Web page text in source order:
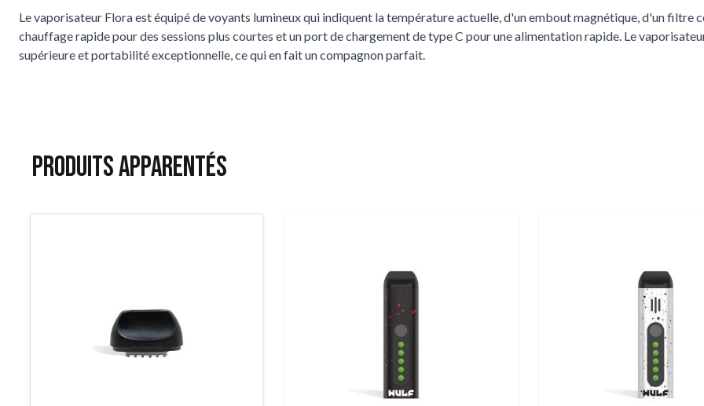
Le vaporisateur Flora est équipé de voyants lumineux qui indiquent la température actuelle, d'un embout magnétique, d'un
chauffage rapide pour des sessions plus courtes et un port de chargement de type C pour une alimentation rapide. Le
supérieure et portabilité exceptionnelle, ce qui en fait un compagnon parfait.
Produits apparentés
Tu peux naviguer dans les éléments du carrousel à l'aide de la touche Tab. Tu peux aussi ignorer le carrousel ou passer
Appuie pour passer le carrousel